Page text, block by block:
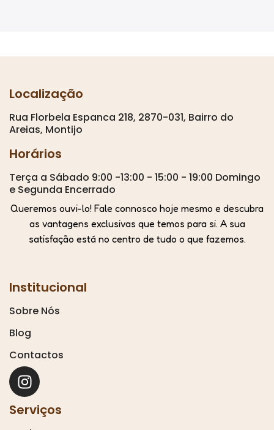
Localização
Rua Florbela Espanca 218, 2870-031, Bairro do
Areias, Montijo
Horários
Terça a Sábado 9:00 -13:00 - 15:00 - 19:00 Domingo
e Segunda Encerrado
Queremos ouvi-lo! Fale connosco hoje mesmo e descubra
as vantagens exclusivas que temos para si. A sua
satisfação está no centro de tudo o que fazemos.
Institucional
Sobre Nós
Blog
Contactos
Serviços